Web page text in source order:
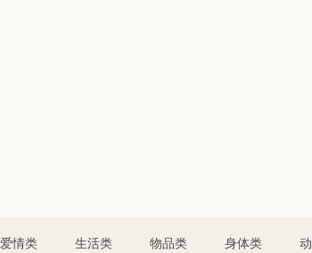
爱情类 生活类 物品类 身体类